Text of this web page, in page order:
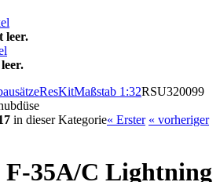
leer.
ResKitMaßstab 1:32RSU320099
in dieser Kategorie« Erster « vorheriger
F-35A/C Lightning